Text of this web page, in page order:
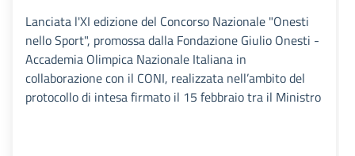
Lanciata l'XI edizione del Concorso Nazionale "Onesti
nello Sport", promossa dalla Fondazione Giulio Onesti -
Accademia Olimpica Nazionale Italiana in
collaborazione con il CONI, realizzata nell’ambito del
protocollo di intesa firmato il 15 febbraio tra il Ministro